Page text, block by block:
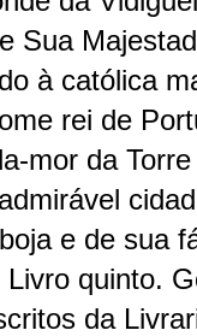
Sua
à católica
rei de
mor da
e de sua
quinto.
da